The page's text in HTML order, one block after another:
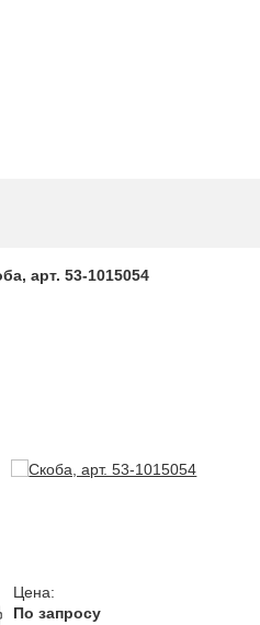
арт. 53-1015054
Цена:
По запросу